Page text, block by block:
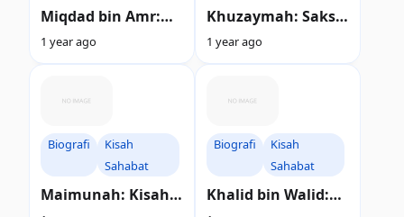
Miqdad bin Amr:
Kisah Awal Mula
Pemberani Menjadi
1 year ago
Khuzaymah: Saksi
Tunggal Ayat,
Kepercayaannya
1 year ago
Biografi
Kisah
Sahabat
Maimunah: Kisah
Biografi
Kisah
Sahabat
Khalid bin Walid: